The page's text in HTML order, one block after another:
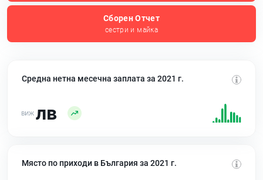
Сборен Отчет
сестри и майка
Средна нетна месечна заплата за 2021 г.
лв
Място по приходи в България за 2021 г.